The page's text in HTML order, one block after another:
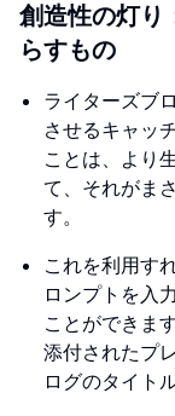
創造性の灯り
らすもの
ライターズブ
させるキャッ
ことは、より
て、それがま
す。
これを利用す
ロンプトを入
ことができま
添付されたプ
ログのタイト